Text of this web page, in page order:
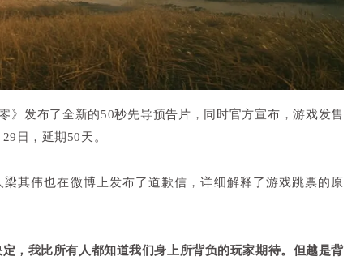
》发布了全新的50秒先导预告片，同时官方宣布，游戏发售
日，延期50天。
其伟也在微博上发布了道歉信，详细解释了游戏跳票的原
，我比所有人都知道我们身上所背负的玩家期待。但越是背